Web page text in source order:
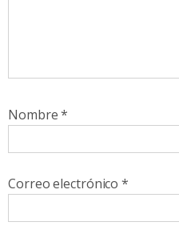
Nombre*
Correo electrónico*